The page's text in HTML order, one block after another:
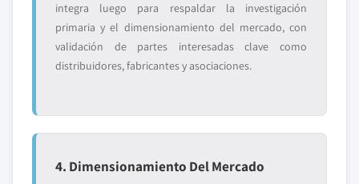
integra luego para respaldar la investigación
primaria y el dimensionamiento del mercado, con
validación de partes interesadas clave como
distribuidores, fabricantes y asociaciones.
4. Dimensionamiento Del Mercado